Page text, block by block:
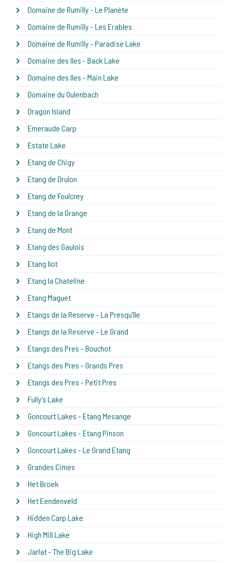
Domaine de Rumilly - Le Planète
Domaine de Rumilly - Les Erables
Domaine de Rumilly - Paradise Lake
Domaine des Iles - Back Lake
Domaine des Iles - Main Lake
Domaine du Oulenbach
Dragon Island
Emeraude Carp
Estate Lake
Etang de Chigy
Etang de Drulon
Etang de Foulcrey
Etang de la Grange
Etang de Mont
Etang des Gaulois
Etang Ilot
Etang la Chateline
Etang Maguet
Etangs de la Reserve - La Presqu'île
Etangs de la Reserve - Le Grand
Etangs des Pres - Bouchot
Etangs des Pres - Grands Pres
Etangs des Pres - Petit Pres
Fully's Lake
Goncourt Lakes - Etang Mesange
Goncourt Lakes - Etang Pinson
Goncourt Lakes - Le Grand Etang
Grandes Cimes
Het Broek
Het Eendenveld
Hidden Carp Lake
High Mill Lake
Jarlat - The Big Lake